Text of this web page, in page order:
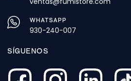
WHATSAPP
930-240-007
SÍGUENOS